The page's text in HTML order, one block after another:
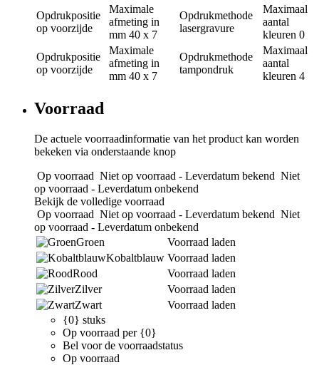
Opdrukpositie
op voorzijde
Maximale
afmeting in
mm 40 x 7
Opdrukmethode
lasergravure
Maximaal
aantal
kleuren 0
Opdrukpositie
op voorzijde
Maximale
afmeting in
mm 40 x 7
Opdrukmethode
tampondruk
Maximaal
aantal
kleuren 4
Voorraad
De actuele voorraadinformatie van het product kan worden
bekeken via onderstaande knop
Op voorraad Niet op voorraad - Leverdatum bekend Niet
op voorraad - Leverdatum onbekend
Bekijk de volledige voorraad
Op voorraad Niet op voorraad - Leverdatum bekend Niet
op voorraad - Leverdatum onbekend
Groen
Voorraad laden
Kobaltblauw Voorraad laden
Rood
Voorraad laden
Zilver
Voorraad laden
Zwart
Voorraad laden
{0} stuks
Op voorraad per {0}
Bel voor de voorraadstatus
Op voorraad